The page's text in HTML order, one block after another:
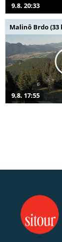
9.8. 20:33
Malinô Brdo (33
9.8. 17:55